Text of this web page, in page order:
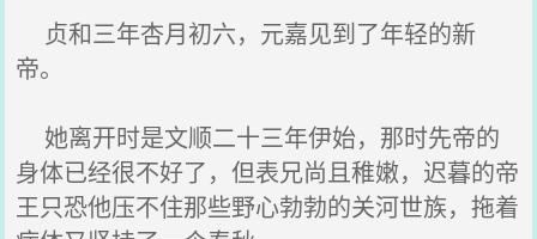
贞和三年杏月初六，元嘉见到了年轻的新
帝。
她离开时是文顺二十三年伊始，那时先帝的
身体已经很不好了，但表兄尚且稚嫩，迟暮的帝
王只恐他压不住那些野心勃勃的关河世族，拖着